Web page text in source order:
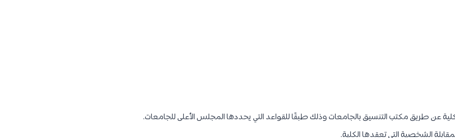
عن طريق مكتب التنسيق بالجامعات وذلك طبقًا للقواعد التي يحددها المجلس الأعلى للجامعات.
الشخصية التي تعقدها الكلية.